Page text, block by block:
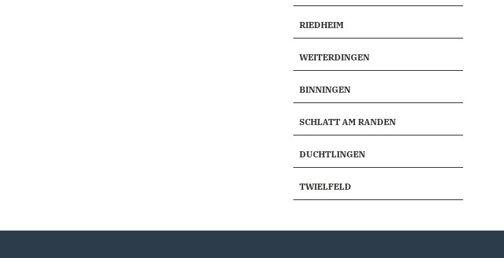
RIEDHEIM
WEITERDINGEN
BINNINGEN
SCHLATT AM RANDEN
DUCHTLINGEN
TWIELFELD